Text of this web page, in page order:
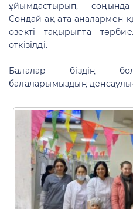
ұйымдастырып,
Сондай-ақ ата-аналармен
өзекті тақырыпта
өткізілді.
Балалар біздің
балаларымыздың